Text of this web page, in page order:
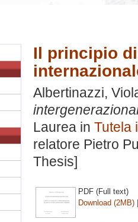
Il principio
Albertinazzi,
Laurea in Tutela
relatore Pietro
Thesis]
PDF (Full text)
Download (2MB)